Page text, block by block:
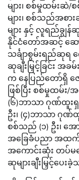
များ၊ စစ်မှုထမ်းဆဲ/
များ၊ စစ်သည်အစာ
များ နှင့် လူရည်ချွန်ဆု
နိုင်ငံတော်အဆင့် ဆောင်
သင်္ချာစွမ်းရည်ဆုရ က
ဆုချီးမြှင့်ခြင်း အ
က နေပြည်တော်ရှိ ဇ
ဖြစ်ပြီး စစ်မှုထမ်း
(၆)ဘာသာ ဂုဏ်ထူးရှ
ဦး၊ (၄)ဘာသာ ဂုဏ်
စစ်သည် (၁) ဦး၊ အ
အခြေခံပညာ အထက်တ
အကောင်းဆုံး တပ်မ
ဆုများချီးမြှင့်ပေး